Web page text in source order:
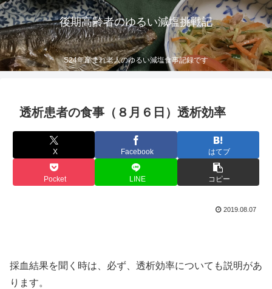
後期高齢者のゆるい減塩挑戦記
S24年産まれ老人のゆるい減塩食事記録です
透析患者の食事（８月６日）透析効率
X Facebook はてブ
Pocket LINE コピー
2019.08.07
採血結果を聞く時は、必ず、透析効率についても説明があ
ります。